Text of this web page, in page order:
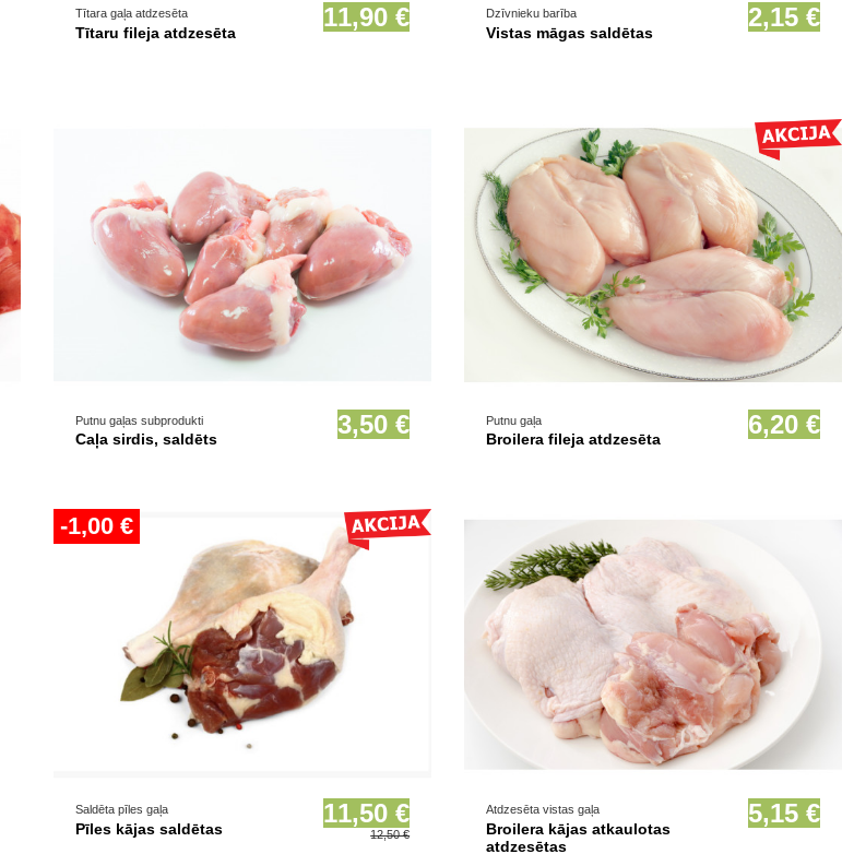
Tītara gaļa atdzesēta
Tītaru fileja atdzesēta
11,90 € Dzīvnieku barība
Vistas māgas saldētas
2,15 €
Putnu gaļas subprodukti
Caļa sirdis, saldēts
3,50 €
Prece pieejama opcionāli
Putnu gaļa
Broilera fileja atdzesēta
6,20 €
-1,00 €
Saldēta pīles gaļa
Pīles kājas saldētas
11,50 €
12,50 €
Prece pieejama opcionāli
Atdzesēta vistas gaļa
Broilera kājas atkaulotas
atdzesētas
5,15 €